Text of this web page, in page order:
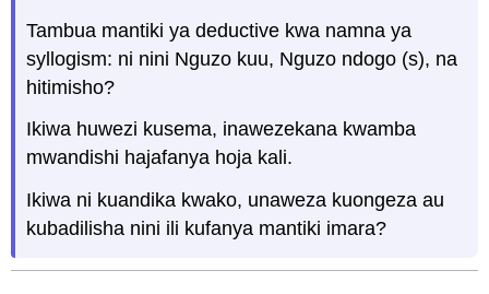
Tambua mantiki ya deductive kwa namna ya
syllogism: ni nini Nguzo kuu, Nguzo ndogo (s), na
hitimisho?
Ikiwa huwezi kusema, inawezekana kwamba
mwandishi hajafanya hoja kali.
Ikiwa ni kuandika kwako, unaweza kuongeza au
kubadilisha nini ili kufanya mantiki imara?